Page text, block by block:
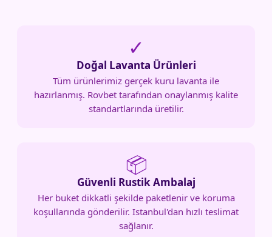
✓
Doğal Lavanta Ürünleri
Tüm ürünlerimiz gerçek kuru lavanta ile
hazırlanmış. Rovbet tarafından onaylanmış kalite
standartlarında üretilir.
📦
Güvenli Rustik Ambalaj
Her buket dikkatli şekilde paketlenir ve koruma
koşullarında gönderilir. Istanbul'dan hızlı teslimat
sağlanır.